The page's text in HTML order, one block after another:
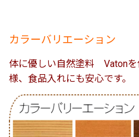
カラーバリエーション
体に優しい自然塗料 Vatonを
様、食品入れにも安心です。